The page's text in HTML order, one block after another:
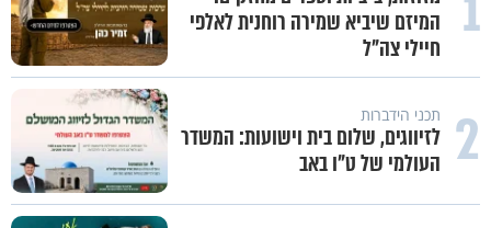
המיזם שיביא שמירה רוחנית לאלפי
חיילי צה"ל
2 תכני הידברות
לזיווגים, שלום בית וישועות: המשדר
העולמי של ט"ו באב